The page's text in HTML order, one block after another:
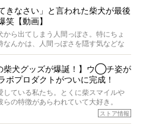
気の秘訣や、老犬と暮らすうえで大切
ナーさんに語っていただきます。今
は、17歳のときろうくん。小さい頃か
、何でも食べさせてきたということで
きなさい」と言われた柴犬が最後
笑【動画】
から出てしまう人間っぽさ。特にちょ
なんかは、人間っぽさを隠す気などな
もしかして本当の本当は、中身は人間
の柴犬グッズが爆誕！】ウ◯チ姿が
ボプロダクトがついに完成！
している私たち。とくに柴スマイルや
の特徴があらわれていて大好き。
もうひとつ、忘れてはならない愛おしい
ストア情報